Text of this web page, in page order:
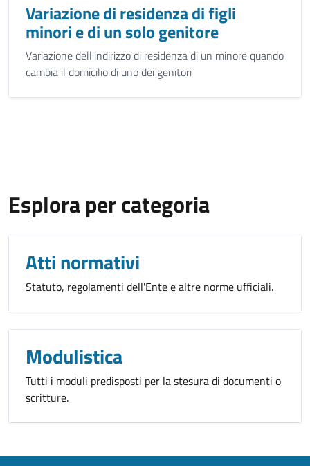
Variazione di residenza di figli
minori e di un solo genitore
Variazione dell'indirizzo di residenza di un minore quando
cambia il domicilio di uno dei genitori
Esplora per categoria
Atti normativi
Statuto, regolamenti dell'Ente e altre norme ufficiali.
Modulistica
Tutti i moduli predisposti per la stesura di documenti o
scritture.